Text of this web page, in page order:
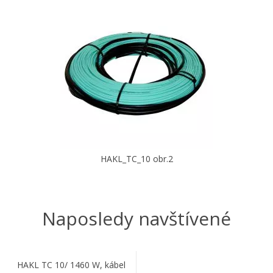
HAKL_TC_10 obr.2
Naposledy navštívené
HAKL TC 10/ 1460 W, kábel